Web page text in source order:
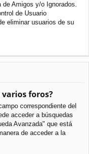
Amigos y/o Ignorados.
de Usuario
eliminar usuarios de su
varios foros?
correspondiente del
acceder a búsquedas
Avanzada" que está
de acceder a la